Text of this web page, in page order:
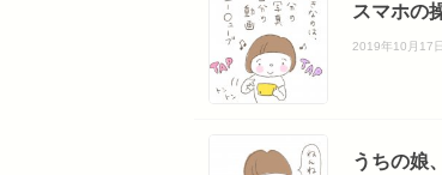
スマホの
2019年10月17日
うちの娘